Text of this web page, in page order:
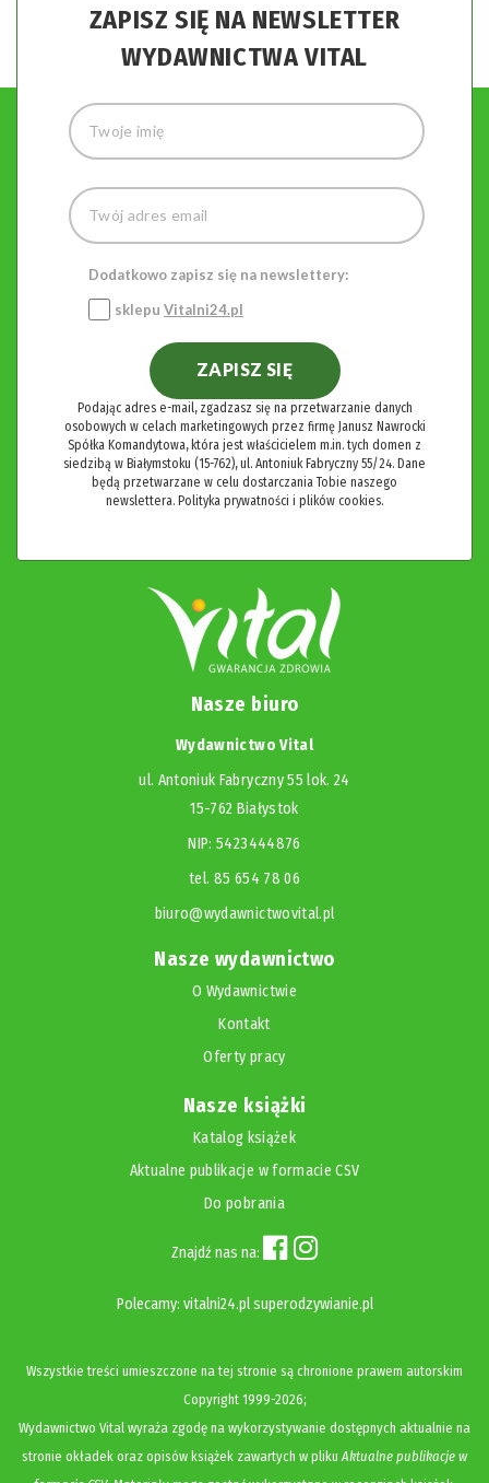
ZAPISZ SIĘ NA NEWSLETTER
WYDAWNICTWA VITAL
Dodatkowo zapisz się na newslettery:
sklepu Vitalni24.pl
ZAPISZ SIĘ
Podając adres e-mail, zgadzasz się na przetwarzanie danych
osobowych w celach marketingowych przez firmę Janusz Nawrocki
Spółka Komandytowa, która jest właścicielem m.in. tych domen z
siedzibą w Białymstoku (15-762), ul. Antoniuk Fabryczny 55/24. Dane
będą przetwarzane w celu dostarczania Tobie naszego
newslettera. Polityka prywatności i plików cookies.
Nasze biuro
Wydawnictwo Vital
ul. Antoniuk Fabryczny 55 lok. 24
15-762 Białystok
NIP: 5423444876
tel. 85 654 78 06
biuro@wydawnictwovital.pl
Nasze wydawnictwo
O Wydawnictwie
Kontakt
Oferty pracy
Nasze książki
Katalog książek
Aktualne publikacje w formacie CSV
Do pobrania
Znajdź nas na:
Polecamy: vitalni24.pl superodzywianie.pl
Wszystkie treści umieszczone na tej stronie są chronione prawem autorskim
Copyright1999-2026;
Wydawnictwo Vital wyraża zgodę na wykorzystywanie dostępnych aktualnie na
stronie okładek oraz opisów książek zawartych w plikuAktualne publikacje w